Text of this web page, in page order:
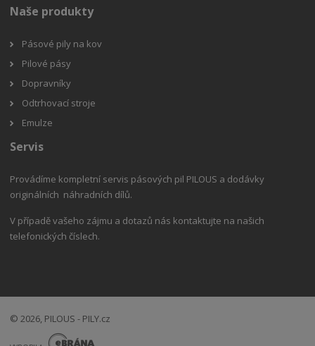
Naše produkty
Pásové pily na kov
Pilové pásy
Dopravníky
Odtrhovací stroje
Emulze
Servis
Provádíme kompletní servis pásových pil PILOUS a dodávky
originálních náhradních dílů.
V případě vašeho zájmu a dotazů nás kontaktujte na našich
telefonických číslech.
© 2026, PILOUS - PILY.cz